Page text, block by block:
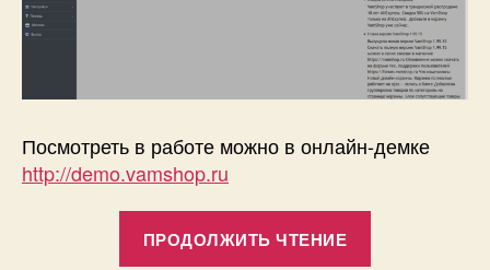
Посмотреть в работе можно в онлайн-демке
http://demo.vamshop.ru
ПРОДОЛЖИТЬ ЧТЕНИЕ